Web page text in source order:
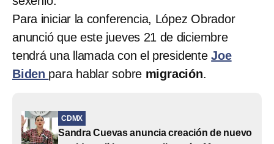
Para iniciar la conferencia, López Obrador
anunció que este jueves 21 de diciembre
tendrá una llamada con el presidenteJoe
Biden para hablar sobre migración.
CDMX
Sandra Cuevas anuncia creación de nuevo